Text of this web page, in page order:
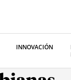
INNOVACIÓN